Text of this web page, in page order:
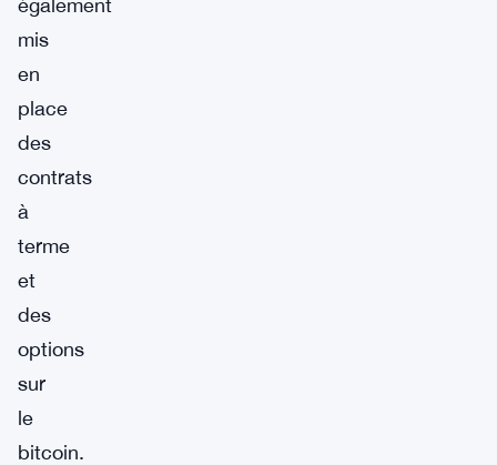
également
mis
en
place
des
contrats
à
terme
et
des
options
sur
le
bitcoin.